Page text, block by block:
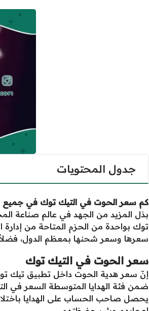
جدول المحتويات
كم سعر الحوت في التيك توك في جميع
بذل المزيد من الجهد في عالم صناعة
توك بواحدة من الحزم المتاحة من إدارة
سعرها وسعر شحنها بمعظم الدول،
سعر الحوت في التيك توك
يحصل صاحب الحساب على الهدايا